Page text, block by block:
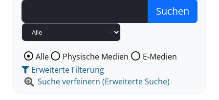
Wählen Sie die Medienart nach der Sie suchen wollen.
Alle Physische Medien
E-Medien
Erweiterte Filterung
Suche verfeinern (Erweiterte Suche)